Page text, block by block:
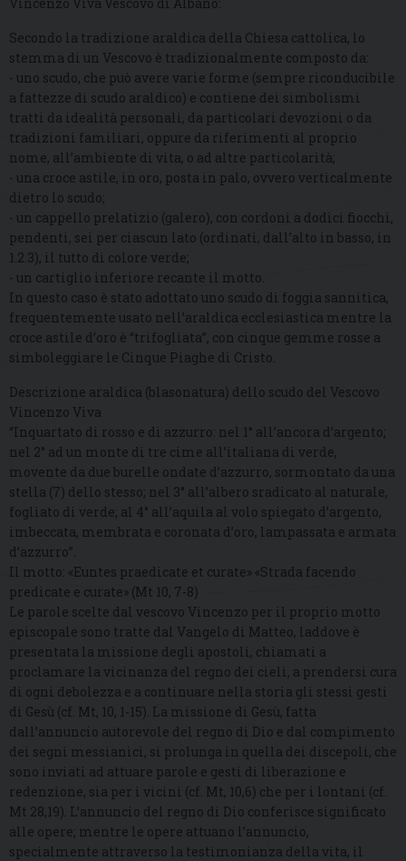
Secondo la tradizione araldica della Chiesa cattolica, lo
stemma di un Vescovo è tradizionalmente composto da:
- uno scudo, che può avere varie forme (sempre riconducibile
a fattezze di scudo araldico) e contiene dei simbolismi
tratti da idealità personali, da particolari devozioni o da
tradizioni familiari, oppure da riferimenti al proprio
nome, all’ambiente di vita, o ad altre particolarità;
- una croce astile, in oro, posta in palo, ovvero verticalmente
dietro lo scudo;
- un cappello prelatizio (galero), con cordoni a dodici fiocchi,
pendenti, sei per ciascun lato (ordinati, dall’alto in basso, in
1.2.3), il tutto di colore verde;
- un cartiglio inferiore recante il motto.
In questo caso è stato adottato uno scudo di foggia sannitica,
frequentemente usato nell’araldica ecclesiastica mentre la
croce astile d’oro è “trifogliata”, con cinque gemme rosse a
simboleggiare le Cinque Piaghe di Cristo.
Descrizione araldica (blasonatura) dello scudo del Vescovo
Vincenzo Viva
“Inquartato di rosso e di azzurro: nel 1° all’ancora d’argento;
nel 2° ad un monte di tre cime all’italiana di verde,
movente da due burelle ondate d’azzurro, sormontato da una
stella (7) dello stesso; nel 3° all’albero sradicato al naturale,
fogliato di verde; al 4° all’aquila al volo spiegato d’argento,
imbeccata, membrata e coronata d’oro, lampassata e armata
d’azzurro”.
Il motto: «Euntes praedicate et curate» «Strada facendo
predicate e curate» (Mt 10, 7-8)
Le parole scelte dal vescovo Vincenzo per il proprio motto
episcopale sono tratte dal Vangelo di Matteo, laddove è
presentata la missione degli apostoli, chiamati a
proclamare la vicinanza del regno dei cieli, a prendersi cura
di ogni debolezza e a continuare nella storia gli stessi gesti
di Gesù (cf. Mt, 10, 1-15). La missione di Gesù, fatta
dall’annuncio autorevole del regno di Dio e dal compimento
dei segni messianici, si prolunga in quella dei discepoli, che
sono inviati ad attuare parole e gesti di liberazione e
redenzione, sia per i vicini (cf. Mt, 10,6) che per i lontani (cf.
Mt 28,19). L’annuncio del regno di Dio conferisce significato
alle opere; mentre le opere attuano l’annuncio,
specialmente attraverso la testimonianza della vita, il